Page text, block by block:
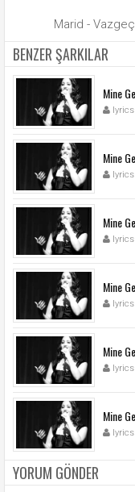
Marid -
BENZER ŞARKILAR
Mine
lyrics
Mine
lyrics
Mine
lyrics
Mine
lyrics
Mine
lyrics
Mine
lyrics
YORUM GÖNDER